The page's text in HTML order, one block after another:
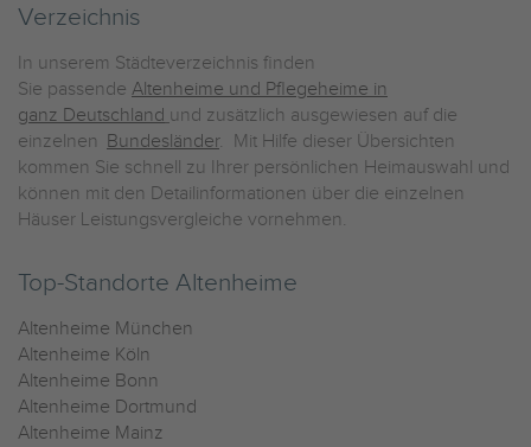
Verzeichnis
In unserem Städteverzeichnis finden
Sie passende Altenheime und Pflegeheime in
ganz Deutschland und zusätzlich ausgewiesen auf die
einzelnen Bundesländer. Mit Hilfe dieser Übersichten
kommen Sie schnell zu Ihrer persönlichen Heimauswahl und
können mit den Detailinformationen über die einzelnen
Häuser Leistungsvergleiche vornehmen.
Top-Standorte Altenheime
Altenheime München
Altenheime Köln
Altenheime Bonn
Altenheime Dortmund
Altenheime Mainz